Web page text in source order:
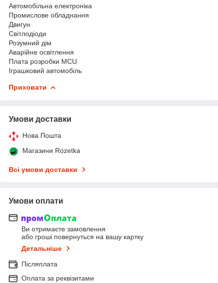
Автомобільна електроніка
Промислове обладнання
Двигун
Світлодіоди
Розумний дім
Аварійне освітлення
Плата розробки MCU
Іграшковий автомобіль
Приховати
Умови доставки
Нова Пошта
Магазини Rozetka
Всі умови доставки
Умови оплати
Ви отримаєте замовлення
або гроші повернуться на вашу картку
Детальніше
Післяплата
Оплата за реквізитами